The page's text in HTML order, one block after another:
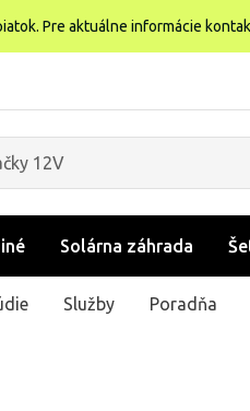
Pre aktuálne informácie
Solárna záhrada
Služby Poradňa